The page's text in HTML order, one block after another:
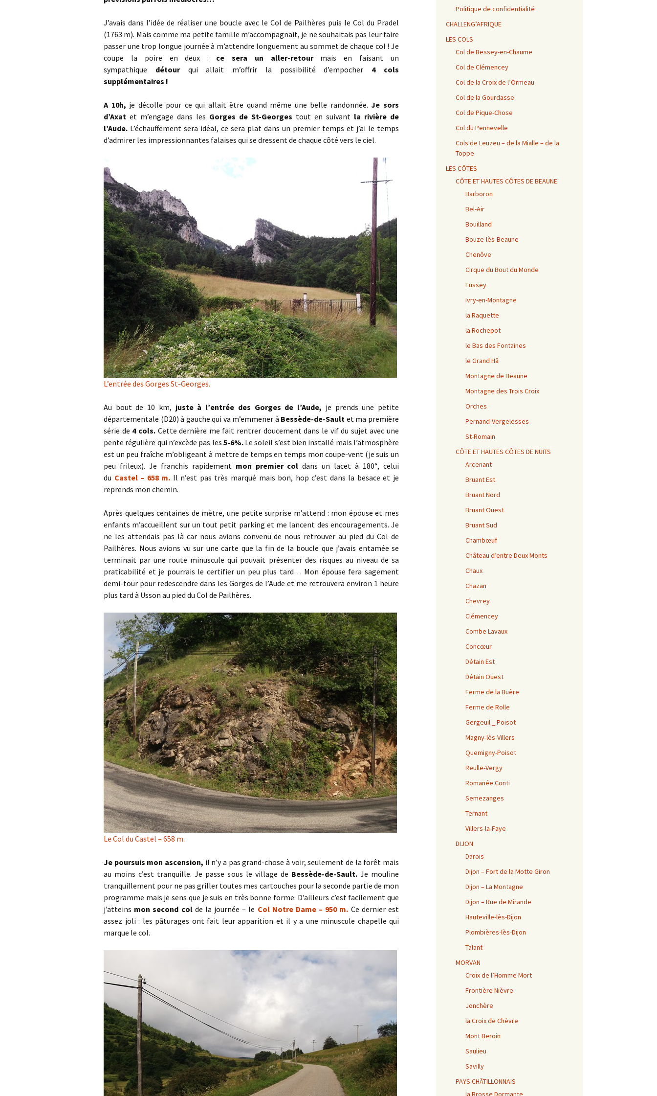
Ternant
Villers-la-Faye
Civry-en-Montagne
Col de Viécourt
Combe Jean Moreau
Croix de Villy
Dampierre-en-Montagne
Éringes
Flavigny-sur-Ozerain
l’Arbre Rond
l’Italie
la Chaleur
la Grande Montagne
la Peute Montagne
Lantilly
le Bochot
les Hâtes Bermont
les Petites Munières
Marcellois
Martrois
Mesmont
Montagne de Bard
Montagne de Fontette
Montbard
Montbard >< Quincerot
Montbard >< St-Germain-
lès-Senailly
Nogent-lès-Montbard ><
Villiers
Pierre Pointe
Réservoir de Chazilly
Saffres
Sainte-Colombe-en-
Auxois
Saunière
Savigny-sous-Mâlain
Sombernon
Souhey >< Pouillenay
St-Anthot
Suze >< Blangey Bas
Teureau de Fache
Teureau des Fourches
Thenissey >< Vaubuzin
Saulx-le-Duc
Saussy
Sources de la Seine
Val de la Saule
Val-Suzon
Vernois-les-Vesvres ><
la Côte et de la Sclucht,
Hohneck, cols de
Bramont et de Grosse
Pierre
Burotte, de Lauvy et des
de la Sambuy
Barillette + Col de la
Combe Blanche
Plan
Alpes – Maurienne /
Collet de la Madeleine et
Gourniers
Alpes / Embrun – Col
Agnel
d’Izoard
Montmerlet
Alpes Chambéry / Relais
du Mont du Chat et Col
Alpes Chambéry / Cols du
Prés
Pragondran
J’avais dans l’idée de réaliser une boucle avec le Col de Pailhères puis le Col du Pradel
(1763 m). Mais comme ma petite famille m’accompagnait, je ne souhaitais pas leur faire
passer une trop longue journée à m’attendre longuement au sommet de chaque col ! Je
coupe la poire en deux : ce sera un aller-retourmais en faisant un
sympathique détourqui allait m’offrir la possibilité d’empocher 4 cols
supplémentaires !
A 10h, je décolle pour ce qui allait être quand même une belle randonnée.Je sors
d’Axat et m’engage dans les Gorges de St-Georges tout en suivant la rivière de
l’Aude. L’échauffement sera idéal, ce sera plat dans un premier temps et j’ai le temps
d’admirer les impressionnantes falaises qui se dressent de chaque côté vers le ciel.
L’entrée des Gorges St-Georges.
Au bout de 10 km, juste à l’entrée des Gorges de l’Aude, je prends une petite
départementale (D20) à gauche qui va m’emmener à Bessède-de-Sault et ma première
série de 4 cols.Cette dernière me fait rentrer doucement dans le vif du sujet avec une
pente régulière qui n’excède pas les 5-6%.Le soleil s’est bien installé mais l’atmosphère
est un peu fraîche m’obligeant à mettre de temps en temps mon coupe-vent (je suis un
peu frileux). Je franchis rapidement mon premier col dans un lacet à 180°, celui
du Castel – 658 m. Il n’est pas très marqué mais bon, hop c’est dans la besace et je
reprends mon chemin.
Après quelques centaines de mètre, une petite surprise m’attend : mon épouse et mes
enfants m’accueillent sur un tout petit parking et me lancent des encouragements. Je
ne les attendais pas là car nous avions convenu de nous retrouver au pied du Col de
Pailhères. Nous avions vu sur une carte que la fin de la boucle que j’avais entamée se
terminait par une route minuscule qui pouvait présenter des risques au niveau de sa
praticabilité et je pourrais le certifier un peu plus tard… Mon épouse fera sagement
demi-tour pour redescendre dans les Gorges de l’Aude et me retrouvera environ 1 heure
plus tard à Usson au pied du Col de Pailhères.
Le Col du Castel – 658 m.
Je poursuis mon ascension, il n’y a pas grand-chose à voir, seulement de la forêt mais
au moins c’est tranquille. Je passe sous le village de Bessède-de-Sault.Je mouline
tranquillement pour ne pas griller toutes mes cartouches pour la seconde partie de mon
programme mais je sens que je suis en très bonne forme. D’ailleurs c’est facilement que
j’atteins mon second col de la journée – le Col Notre Dame – 950 m. Ce dernier est
assez joli : les pâturages ont fait leur apparition et il y a une minuscule chapelle qui
marque le col.
Politique de confidentialité
CHALLENG’AFRIQUE
LES COLS
Col de Bessey-en-Chaume
Col de Clémencey
Col de la Croix de l’Ormeau
Col de la Gourdasse
Col de Pique-Chose
Col du Pennevelle
Cols de Leuzeu – de la Mialle – de la
Toppe
LES CÔTES
CÔTE ET HAUTES CÔTES DE BEAUNE
Barboron
Bel-Air
Bouilland
Bouze-lès-Beaune
Chenôve
Cirque du Bout du Monde
Fussey
Ivry-en-Montagne
la Raquette
la Rochepot
le Bas des Fontaines
le Grand Hâ
Montagne de Beaune
Montagne des Trois Croix
Orches
Pernand-Vergelesses
St-Romain
CÔTE ET HAUTES CÔTES DE NUITS
Arcenant
Bruant Est
Bruant Nord
Bruant Ouest
Bruant Sud
Chambœuf
Château d’entre Deux Monts
Chaux
Chazan
Chevrey
Clémencey
Combe Lavaux
Concœur
Détain Est
Détain Ouest
Ferme de la Buère
Ferme de Rolle
Gergeuil _ Poisot
Magny-lès-Villers
Quemigny-Poisot
Reulle-Vergy
Romanée Conti
Semezanges
Ternant
Villers-la-Faye
DIJON
Darois
Dijon – Fort de la Motte Giron
Dijon – La Montagne
Dijon – Rue de Mirande
Hauteville-lès-Dijon
Plombières-lès-Dijon
Talant
MORVAN
Croix de l’Homme Mort
Frontière Nièvre
Jonchère
la Croix de Chèvre
Mont Beroin
Saulieu
Savilly
PAYS CHÂTILLONNAIS
la Brosse Dormante